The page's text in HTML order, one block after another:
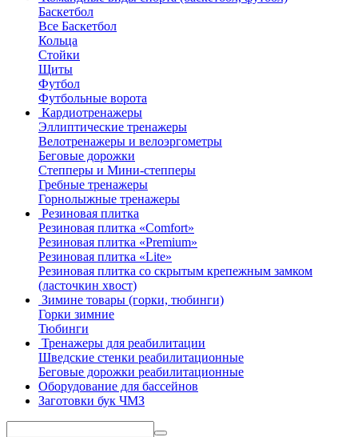
Баскетбол
Все Баскетбол
Кольца
Стойки
Щиты
Футбол
Футбольные ворота
Кардиотренажеры
Эллиптические тренажеры
Велотренажеры и велоэргометры
Беговые дорожки
Степперы и Мини-степперы
Гребные тренажеры
Горнолыжные тренажеры
Резиновая плитка
Резиновая плитка «Comfort»
Резиновая плитка «Premium»
Резиновая плитка «Lite»
Резиновая плитка со скрытым крепежным замком
(ласточкин хвост)
Зимине товары (горки, тюбинги)
Горки зимние
Тюбинги
Тренажеры для реабилитации
Шведские стенки реабилитационные
Беговые дорожки реабилитационные
Оборудование для бассейнов
Заготовки бук ЧМЗ